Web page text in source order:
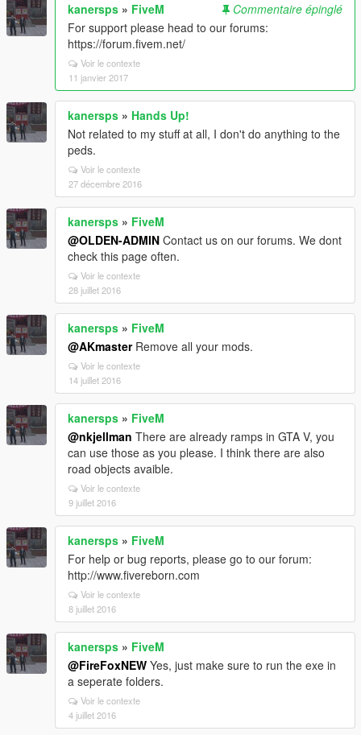
kanersps » FiveM
Commentaire épinglé
For support please head to our forums:
https://forum.fivem.net/
Voir le contexte
11 janvier 2017
kanersps » Hands Up!
Not related to my stuff at all, I don't do anything to the
peds.
Voir le contexte
27 décembre 2016
kanersps » FiveM
@OLDEN-ADMIN Contact us on our forums. We dont
check this page often.
Voir le contexte
28 juillet 2016
kanersps » FiveM
@AKmasterRemove all your mods.
Voir le contexte
14 juillet 2016
kanersps » FiveM
@nkjellman There are already ramps in GTA V, you
can use those as you please. I think there are also
road objects avaible.
Voir le contexte
9 juillet 2016
kanersps » FiveM
For help or bug reports, please go to our forum:
http://www.fivereborn.com
Voir le contexte
8 juillet 2016
kanersps » FiveM
@FireFoxNEW Yes, just make sure to run the exe in
a seperate folders.
Voir le contexte
4 juillet 2016